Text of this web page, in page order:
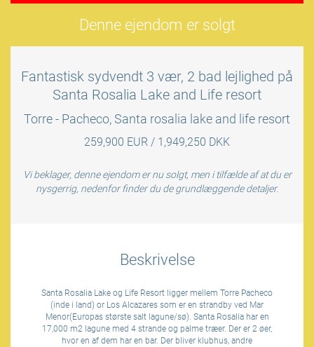
Denne ejendom er solgt
Fantastisk sydvendt 3 vær, 2 bad lejlighed på
Santa Rosalia Lake and Life resort
Torre - Pacheco, Santa rosalia lake and life resort
259,900 EUR / 1,949,250 DKK
Vi beklager, denne ejendom er nu solgt, men i tilfælde af at du er
nysgerrig, nedenfor finder du de grundlæggende detaljer.
Beskrivelse
Santa Rosalia Lake og Life Resort ligger mellem Torre Pacheco
(inde i land) or Los Alcazares som er en strandby ved Mar
Menor(Europas største salt lagune/sø). Santa Rosalia har en
17,000 m2 lagune med 4 strande og palme træer. Der er 2 øer,
hvor en af dem har en bar. Der bliver klubhus, andre